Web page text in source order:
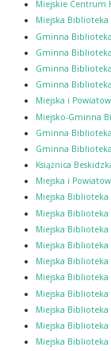
Miejskie Centrum
Miejska
Gminna
Gminna
Gminna
Gminna
Miejska i
Miejsko-Gminna
Gminna
Gminna
Książnica
Miejska i
Miejska
Miejska
Miejska
Miejska
Miejska
Miejska Biblioteka
Miejska Biblioteka
Miejska Biblioteka
Miejska Biblioteka
Miejska Biblioteka